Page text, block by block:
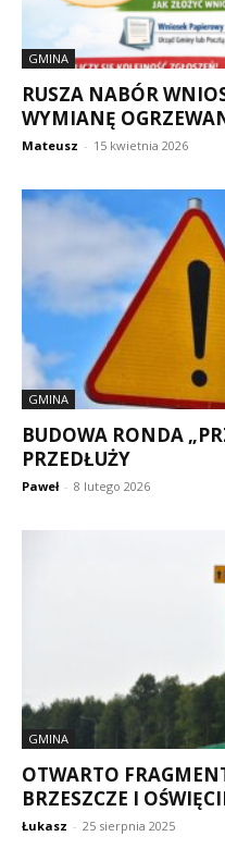
GMINA
RUSZA NABÓR
WYMIANĘ
Mateusz - 15 kwietnia 2026
GMINA
BUDOWA RONDA
PRZEDŁUŻY
Paweł - 8 lutego 2026
GMINA
OTWARTO
BRZESZCZE I
Łukasz - 25 sierpnia 2025